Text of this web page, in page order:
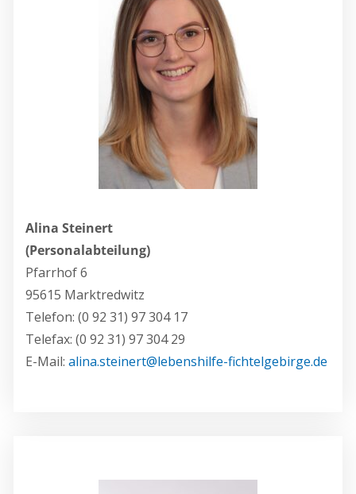
Alina Steinert
(Personalabteilung)
Pfarrhof 6
95615 Marktredwitz
Telefon: (0 92 31) 97 304 17
Telefax: (0 92 31) 97 304 29
E-Mail: alina.steinert@lebenshilfe-fichtelgebirge.de